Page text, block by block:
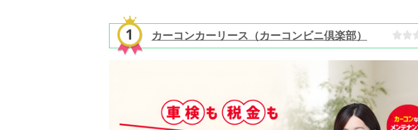
カーコンカーリース（カーコンビニ倶楽部）